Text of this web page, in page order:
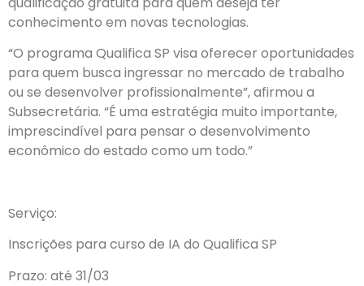
conhecimento em novas tecnologias.
“O programa Qualifica SP visa oferecer oportunidades
para quem busca ingressar no mercado de trabalho
ou se desenvolver profissionalmente”, afirmou a
Subsecretária. “É uma estratégia muito importante,
imprescindível para pensar o desenvolvimento
econômico do estado como um todo.”
Serviço:
Inscrições para curso de IA do Qualifica SP
Prazo: até 31/03